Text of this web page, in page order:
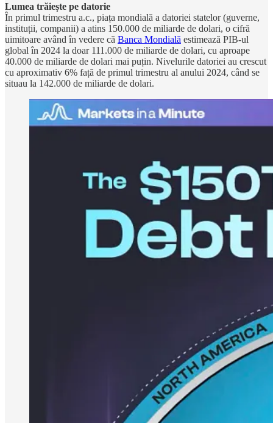
Lumea trăiește pe datorie
În primul trimestru a.c., piața mondială a datoriei statelor (guverne,
instituții, companii) a atins 150.000 de miliarde de dolari, o cifră
uimitoare având în vedere că Banca Mondială estimează PIB-ul
global în 2024 la doar 111.000 de miliarde de dolari, cu aproape
40.000 de miliarde de dolari mai puțin. Nivelurile datoriei au crescut
cu aproximativ 6% față de primul trimestru al anului 2024, când se
situau la 142.000 de miliarde de dolari.